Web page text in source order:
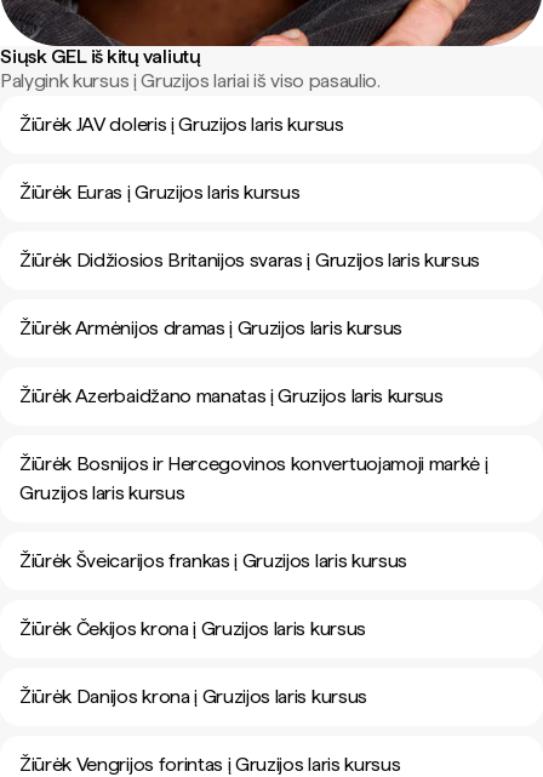
Siųsk GEL iš kitų valiutų
Palygink kursus į Gruzijos lariai iš viso pasaulio.
Žiūrėk JAV doleris į Gruzijos laris kursus
Žiūrėk Euras į Gruzijos laris kursus
Žiūrėk Didžiosios Britanijos svaras į Gruzijos laris kursus
Žiūrėk Armėnijos dramas į Gruzijos laris kursus
Žiūrėk Azerbaidžano manatas į Gruzijos laris kursus
Žiūrėk Bosnijos ir Hercegovinos konvertuojamoji markė į
Gruzijos laris kursus
Žiūrėk Šveicarijos frankas į Gruzijos laris kursus
Žiūrėk Čekijos krona į Gruzijos laris kursus
Žiūrėk Danijos krona į Gruzijos laris kursus
Žiūrėk Vengrijos forintas į Gruzijos laris kursus